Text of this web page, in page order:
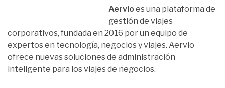
Aervio es una plataforma de
gestión de viajes
corporativos, fundada en 2016 por un equipo de
expertos en tecnología, negocios y viajes. Aervio
ofrece nuevas soluciones de administración
inteligente para los viajes de negocios.